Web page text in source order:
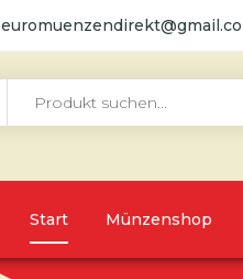
Start Münzenshop